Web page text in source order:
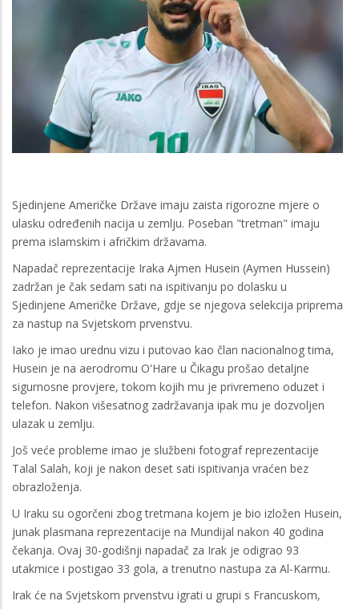
Sjedinjene Američke Države imaju zaista rigorozne mjere o
ulasku određenih nacija u zemlju. Poseban "tretman" imaju
prema islamskim i afričkim državama.
Napadač reprezentacije Iraka Ajmen Husein (Aymen Hussein)
zadržan je čak sedam sati na ispitivanju po dolasku u
Sjedinjene Američke Države, gdje se njegova selekcija priprema
za nastup na Svjetskom prvenstvu.
Iako je imao urednu vizu i putovao kao član nacionalnog tima,
Husein je na aerodromu O'Hare u Čikagu prošao detaljne
sigurnosne provjere, tokom kojih mu je privremeno oduzet i
telefon. Nakon višesatnog zadržavanja ipak mu je dozvoljen
ulazak u zemlju.
Još veće probleme imao je službeni fotograf reprezentacije
Talal Salah, koji je nakon deset sati ispitivanja vraćen bez
obrazloženja.
U Iraku su ogorčeni zbog tretmana kojem je bio izložen Husein,
junak plasmana reprezentacije na Mundijal nakon 40 godina
čekanja. Ovaj 30-godišnji napadač za Irak je odigrao 93
utakmice i postigao 33 gola, a trenutno nastupa za Al-Karmu.
Irak će na Svjetskom prvenstvu igrati u grupi s Francuskom,